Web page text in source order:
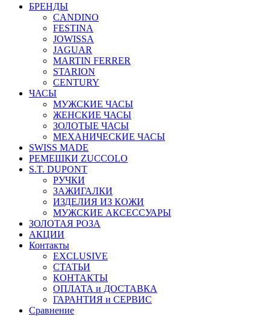
БРЕНДЫ
CANDINO
FESTINA
JOWISSA
JAGUAR
MARTIN FERRER
STARION
CENTURY
ЧАСЫ
МУЖСКИЕ ЧАСЫ
ЖЕНСКИЕ ЧАСЫ
ЗОЛОТЫЕ ЧАСЫ
МЕХАНИЧЕСКИЕ ЧАСЫ
SWISS MADE
РЕМЕШКИ ZUCCOLO
S.T. DUPONT
РУЧКИ
ЗАЖИГАЛКИ
ИЗДЕЛИЯ ИЗ КОЖИ
МУЖСКИЕ АКСЕССУАРЫ
ЗОЛОТАЯ РОЗА
АКЦИИ
Контакты
EXCLUSIVE
СТАТЬИ
КОНТАКТЫ
ОПЛАТА и ДОСТАВКА
ГАРАНТИЯ и СЕРВИС
Сравнение